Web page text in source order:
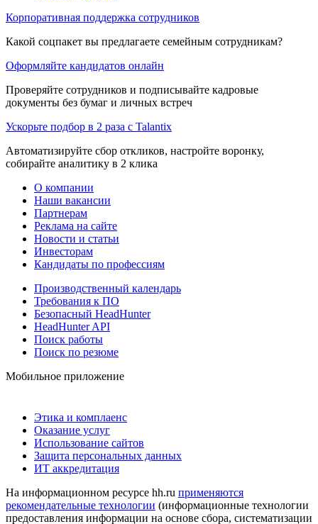
Корпоративная поддержка сотрудников
Какой соцпакет вы предлагаете семейным сотрудникам?
Оформляйте кандидатов онлайн
Проверяйте сотрудников и подписывайте кадровые
документы без бумаг и личных встреч
Ускорьте подбор в 2 раза с Talantix
Автоматизируйте сбор откликов, настройте воронку,
собирайте аналитику в 2 клика
О компании
Наши вакансии
Партнерам
Реклама на сайте
Новости и статьи
Инвесторам
Кандидаты по профессиям
Производственный календарь
Требования к ПО
Безопасный HeadHunter
HeadHunter API
Поиск работы
Поиск по резюме
Мобильное приложение
Этика и комплаенс
Оказание услуг
Использование сайтов
Защита персональных данных
ИТ аккредитация
На информационном ресурсе hh.ru применяются
рекомендательные технологии (информационные технологии
предоставления информации на основе сбора, систематизации